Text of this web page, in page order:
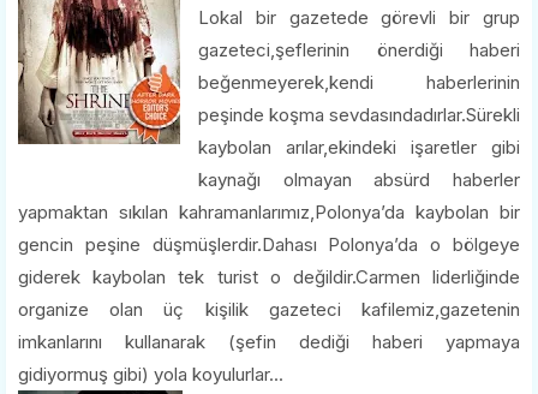
Lokal bir gazetede görevli bir grup
gazeteci,şeflerinin önerdiği haberi
beğenmeyerek,kendi haberlerinin
peşinde koşma sevdasındadırlar.Sürekli
kaybolan arılar,ekindeki işaretler gibi
kaynağı olmayan absürd haberler
yapmaktan sıkılan kahramanlarımız,Polonya’da kaybolan bir
gencin peşine düşmüşlerdir.Dahası Polonya’da o bölgeye
giderek kaybolan tek turist o değildir.Carmen liderliğinde
organize olan üç kişilik gazeteci kafilemiz,gazetenin
imkanlarını kullanarak (şefin dediği haberi yapmaya
gidiyormuş gibi) yola koyulurlar...